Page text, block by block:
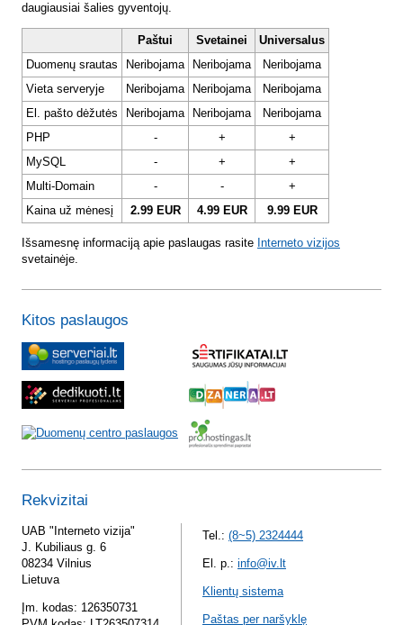
daugiausiai šalies gyventojų.
Paštui Svetainei
Universalus
Duomenų srautas
Neribojama Neribojama
Neribojama
Vieta serveryje
Neribojama Neribojama
Neribojama
El. pašto dėžutės
Neribojama Neribojama
Neribojama
PHP
- +
+
MySQL
- +
+
Multi-Domain
- -
+
Kaina už mėnesį
2.99 EUR 4.99 EUR 9.99 EUR
Išsamesnę informaciją apie paslaugas rasite Interneto vizijos
svetainėje.
Kitos paslaugos
Rekvizitai
UAB "Interneto vizija"
J. Kubiliaus g. 6
08234 Vilnius
Lietuva
Įm. kodas: 126350731
Tel.: (8~5) 2324444
El. p.: info@iv.lt
Klientų sistema
Paštas per naršyklę